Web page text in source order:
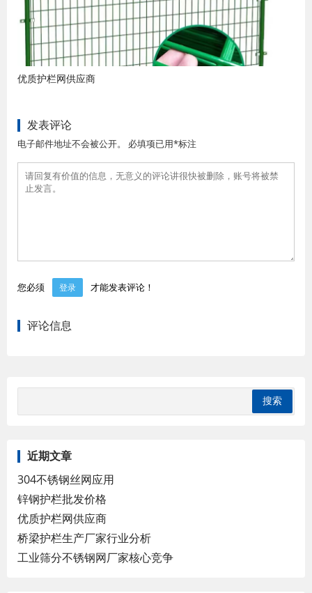
优质护栏网供应商
发表评论
电子邮件地址不会被公开。 必填项已用*标注
您必须 登录 才能发表评论！
评论信息
近期文章
304不锈钢丝网应用
锌钢护栏批发价格
优质护栏网供应商
桥梁护栏生产厂家行业分析
工业筛分不锈钢网厂家核心竞争